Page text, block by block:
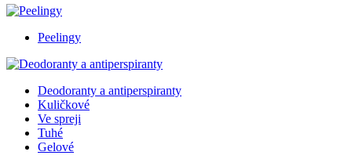
Peelingy
Deodoranty a antiperspiranty
Kuličkové
Ve spreji
Tuhé
Gelové